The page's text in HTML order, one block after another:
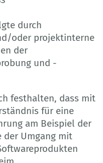
durch
oder projektinterne
der
und -
festhalten, dass mit
für eine
am Beispiel der
der Umgang mit